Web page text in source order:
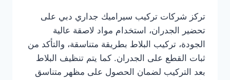
تركز شركات تركيب سيراميك جداري دبي على
تحضير الجدران، استخدام مواد لاصقة عالية
الجودة، تركيب البلاط بطريقة متناسقة، والتأكد من
ثبات القطع على الجدران. كما يتم تنظيف البلاط
بعد التركيب لضمان الحصول على مظهر متناسق